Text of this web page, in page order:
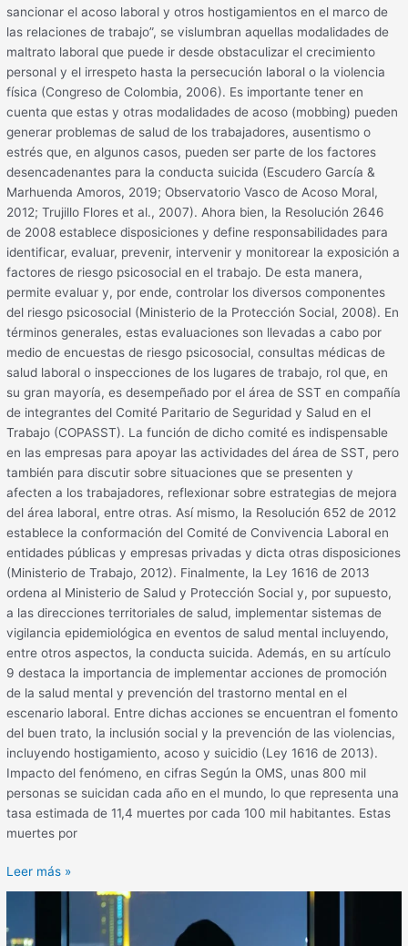
sancionar el acoso laboral y otros hostigamientos en el marco de
las relaciones de trabajo”, se vislumbran aquellas modalidades de
maltrato laboral que puede ir desde obstaculizar el crecimiento
personal y el irrespeto hasta la persecución laboral o la violencia
física (Congreso de Colombia, 2006). Es importante tener en
cuenta que estas y otras modalidades de acoso (mobbing) pueden
generar problemas de salud de los trabajadores, ausentismo o
estrés que, en algunos casos, pueden ser parte de los factores
desencadenantes para la conducta suicida (Escudero García &
Marhuenda Amoros, 2019; Observatorio Vasco de Acoso Moral,
2012; Trujillo Flores et al., 2007). Ahora bien, la Resolución 2646
de 2008 establece disposiciones y define responsabilidades para
identificar, evaluar, prevenir, intervenir y monitorear la exposición a
factores de riesgo psicosocial en el trabajo. De esta manera,
permite evaluar y, por ende, controlar los diversos componentes
del riesgo psicosocial (Ministerio de la Protección Social, 2008). En
términos generales, estas evaluaciones son llevadas a cabo por
medio de encuestas de riesgo psicosocial, consultas médicas de
salud laboral o inspecciones de los lugares de trabajo, rol que, en
su gran mayoría, es desempeñado por el área de SST en compañía
de integrantes del Comité Paritario de Seguridad y Salud en el
Trabajo (COPASST). La función de dicho comité es indispensable
en las empresas para apoyar las actividades del área de SST, pero
también para discutir sobre situaciones que se presenten y
afecten a los trabajadores, reflexionar sobre estrategias de mejora
del área laboral, entre otras. Así mismo, la Resolución 652 de 2012
establece la conformación del Comité de Convivencia Laboral en
entidades públicas y empresas privadas y dicta otras disposiciones
(Ministerio de Trabajo, 2012). Finalmente, la Ley 1616 de 2013
ordena al Ministerio de Salud y Protección Social y, por supuesto,
a las direcciones territoriales de salud, implementar sistemas de
vigilancia epidemiológica en eventos de salud mental incluyendo,
entre otros aspectos, la conducta suicida. Además, en su artículo
9 destaca la importancia de implementar acciones de promoción
de la salud mental y prevención del trastorno mental en el
escenario laboral. Entre dichas acciones se encuentran el fomento
del buen trato, la inclusión social y la prevención de las violencias,
incluyendo hostigamiento, acoso y suicidio (Ley 1616 de 2013).
Impacto del fenómeno, en cifras Según la OMS, unas 800 mil
personas se suicidan cada año en el mundo, lo que representa una
tasa estimada de 11,4 muertes por cada 100 mil habitantes. Estas
muertes por
Leer más »
los